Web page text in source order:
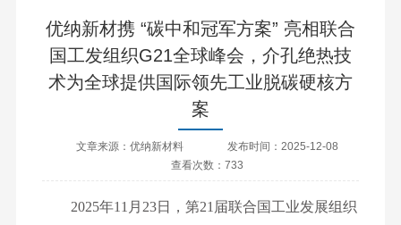
优纳新材携 “碳中和冠军方案” 亮相联合
国工发组织G21全球峰会，介孔绝热技
术为全球提供国际领先工业脱碳硬核方
案
文章来源：优纳新材料
发布时间：2025-12-08
查看次数：733
2025年11月23日，第21届联合国工业发展组织